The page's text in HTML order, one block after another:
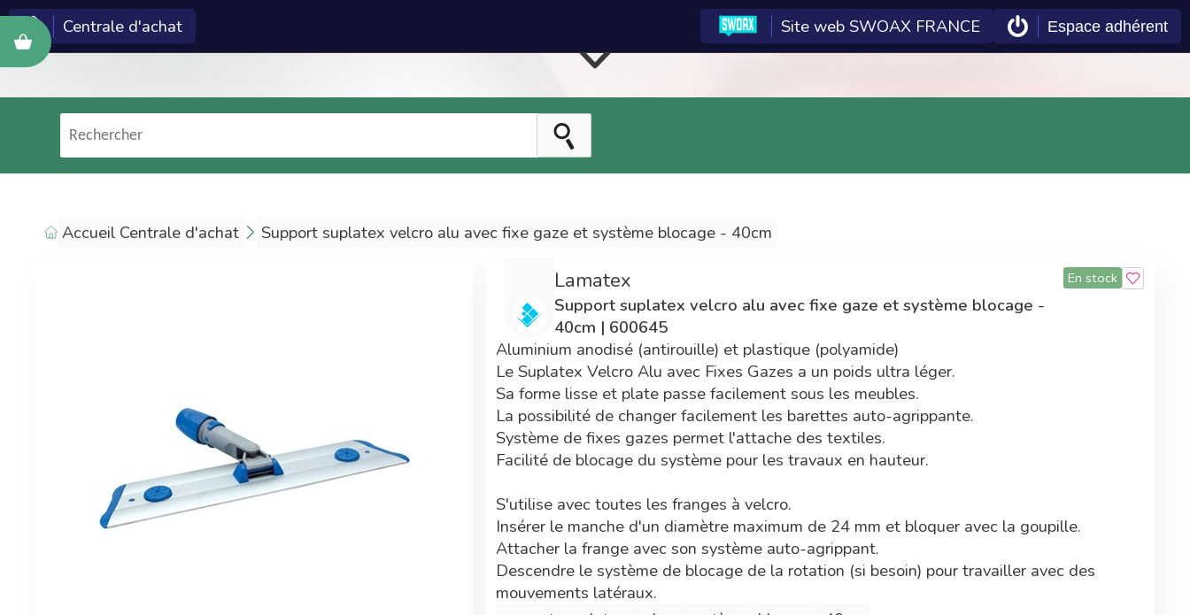
Centrale d'achat Site web SWOAX FRANCE Espace adhérent
du réseau Econeto
Econeto ?
Les technologies et
formation, marketing)
sont réservés aux
La centrale
d'achat
Les technologies e-
centrale d'achat ont
été développées par
développements ont
Adhérent Econeto,
financement de cette
centrale vous
de bénéficier de prix
avantageux.
Accueil Centrale d'achat Support suplatex velcro alu avec fixe gaze et système blocage - 40cm
Lamatex
Support suplatex velcro alu avec fixe gaze et système blocage -
40cm | 600645
En stock
Aluminium anodisé (antirouille) et plastique (polyamide)
Le Suplatex Velcro Alu avec Fixes Gazes a un poids ultra léger.
Sa forme lisse et plate passe facilement sous les meubles.
La possibilité de changer facilement les barettes auto-agrippante.
Système de fixes gazes permet l'attache des textiles.
Facilité de blocage du système pour les travaux en hauteur.
S'utilise avec toutes les franges à velcro.
Insérer le manche d'un diamètre maximum de 24 mm et bloquer avec la goupille.
Attacher la frange avec son système auto-agrippant.
Descendre le système de blocage de la rotation (si besoin) pour travailler avec des
mouvements latéraux.